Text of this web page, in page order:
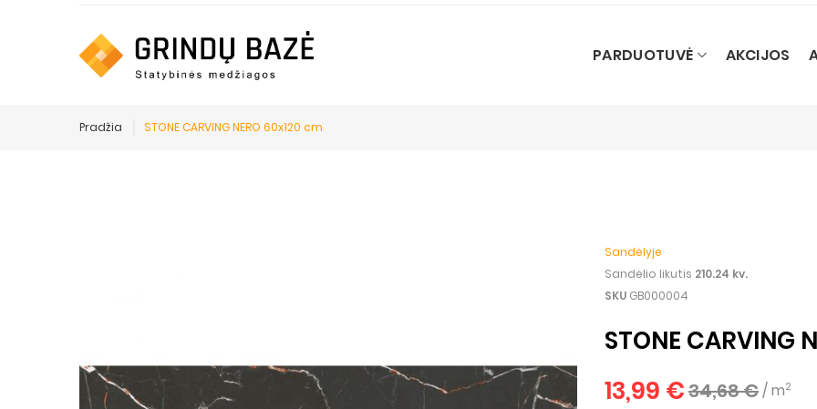
PARDUOTUVĖ AKCIJOS
Pradžia STONE CARVING NERO 60x120 cm
Sandėlyje
Sandėlio likutis 210.24 kv.
SKU GB000004
STONE CARVING
13,99 €34,68 €/ m2